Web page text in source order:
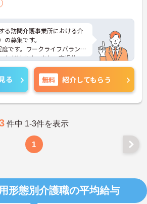
る訪問介護事業所における介
募集です。
です。ワークライフバランス
ただけます。また、育児休
暇の取得実績があり、ライフ
働ける職場環境です。
面接対策ポイントなど、さら
のでお気軽にご相談くださ
る 無料 紹介してもらう
件中 1-3件を表示
1
形態別介護職の平均給与